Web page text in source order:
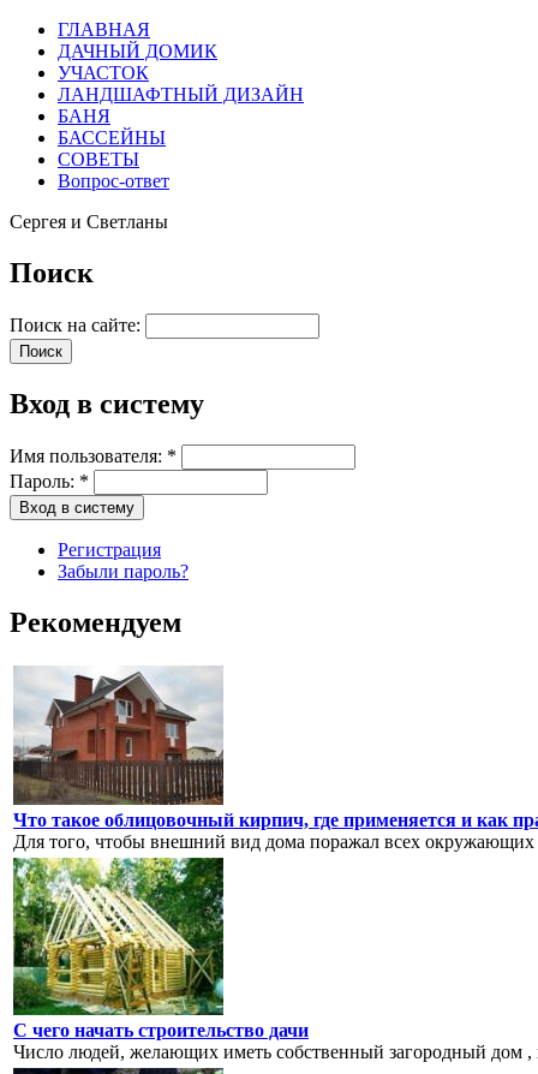
ГЛАВНАЯ
ДАЧНЫЙ ДОМИК
УЧАСТОК
ЛАНДШАФТНЫЙ ДИЗАЙН
БАНЯ
БАССЕЙНЫ
СОВЕТЫ
Вопрос-ответ
Сергея и Светланы
Поиск
Поиск на сайте:
Вход в систему
Имя пользователя: *
Пароль: *
Регистрация
Забыли пароль?
Рекомендуем
Что такое облицовочный кирпич, где применяется и как
Для того, чтобы внешний вид дома поражал всех окружающих
С чего начать строительство дачи
Число людей, желающих иметь собственный загородный дом